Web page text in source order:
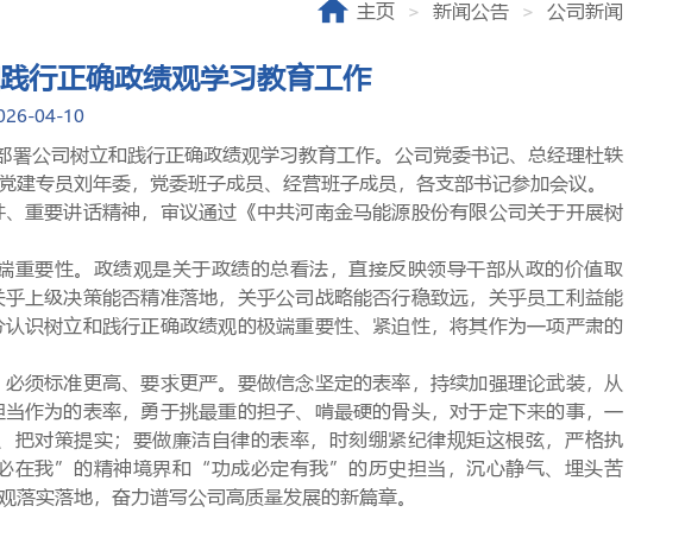
主页 新闻公告 公司新闻
行正确政绩观学习教育工作
04-10
署公司树立和践行正确政绩观学习教育工作。公司党委书记、总经理杜轶
专员刘年委，党委班子成员、经营班子成员，各支部书记参加会议。
重要讲话精神， 审议通过《中共河南金马能源股份有限公司关于开展树
要性。 政绩观是关于政绩的总看法，直接反映领导干部从政的价值取
上级决策能否精准落地，关乎公司战略能否行稳致远，关乎员工利益能
识树立和践行正确政绩观的极端重要性、紧迫性，将其作为一项严肃的
标准更高、要求更严。要做信念坚定的表率， 持续加强理论武装，从
作为的表率， 勇于挑最重的担子、啃最硬的骨头，对于定下来的事，一
把对策提实；要做廉洁自律的表率， 时刻绷紧纪律规矩这根弦，严格执
在我”的精神境界和“功成必定有我”的历史担当，沉心静气、埋头苦
实落地，奋力谱写公司高质量发展的新篇章。